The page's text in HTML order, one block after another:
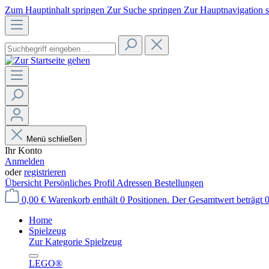
Zum Hauptinhalt springen Zur Suche springen Zur Hauptnavigation
Menü schließen
Ihr Konto
Anmelden
oderregistrieren
Übersicht Persönliches Profil Adressen Bestellungen
0,00 € Warenkorb enthält 0 Positionen. Der Gesamtwert beträgt
Home
Spielzeug
Zur Kategorie Spielzeug
LEGO®